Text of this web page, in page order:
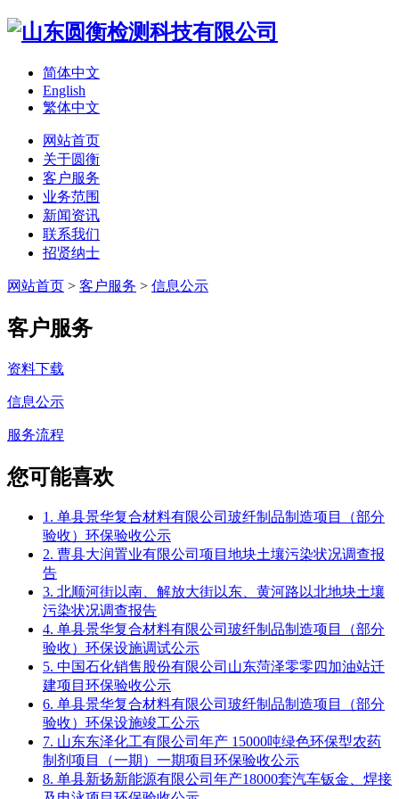
简体中文
English
繁体中文
网站首页
关于圆衡
客户服务
业务范围
新闻资讯
联系我们
招贤纳士
网站首页 > 客户服务 > 信息公示
客户服务
资料下载
信息公示
服务流程
您可能喜欢
1. 单县景华复合材料有限公司玻纤制品制造项目（部分
验收）环保验收公示
2. 曹县大润置业有限公司项目地块土壤污染状况调查报
告
3. 北顺河街以南、解放大街以东、黄河路以北地块土壤
污染状况调查报告
4. 单县景华复合材料有限公司玻纤制品制造项目（部分
验收）环保设施调试公示
5. 中国石化销售股份有限公司山东菏泽零零四加油站迁
建项目环保验收公示
6. 单县景华复合材料有限公司玻纤制品制造项目（部分
验收）环保设施竣工公示
7. 山东东泽化工有限公司年产 15000吨绿色环保型农药
制剂项目（一期）一期项目环保验收公示
8. 单县新扬新能源有限公司年产18000套汽车钣金、焊接